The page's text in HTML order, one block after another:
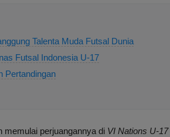
Talenta Muda Futsal Dunia
Futsal Indonesia U-17
Pertandingan
memulai perjuangannya di VI Nations U-